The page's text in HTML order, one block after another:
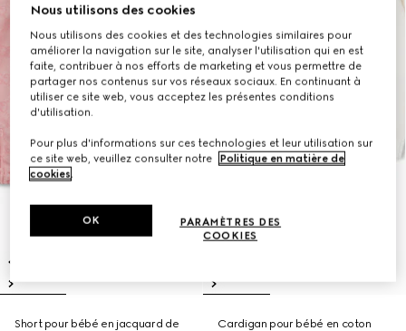
Short pour bébé en jacquard de
Cardigan pour bébé en coton
Nous utilisons des cookies
Nous utilisons des cookies et des technologies similaires pour
améliorer la navigation sur le site, analyser l'utilisation qui en est
faite, contribuer à nos efforts de marketing et vous permettre de
partager nos contenus sur vos réseaux sociaux. En continuant à
utiliser ce site web, vous acceptez les présentes conditions
d'utilisation.
Pour plus d'informations sur ces technologies et leur utilisation sur
ce site web, veuillez consulter notre
Politique en matière de
cookies.
PARAMÈTRES DES
COOKIES
OK